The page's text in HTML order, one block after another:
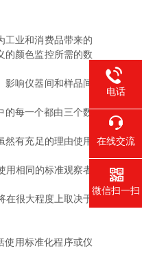
业和消费品带来的
的颜色监控所需的数
响仪器间和样品间
的每一个都由三个数
有充足的理由使用
相同的标准观察者
很大程度上取决于
用标准化程序或仪
电话
在线交流
微信扫一扫